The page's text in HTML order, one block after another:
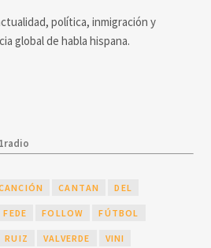
política, inmigración y
global de habla hispana.
CANTAN DEL
FEDE FOLLOW FÚTBOL
RUIZ VALVERDE VINI